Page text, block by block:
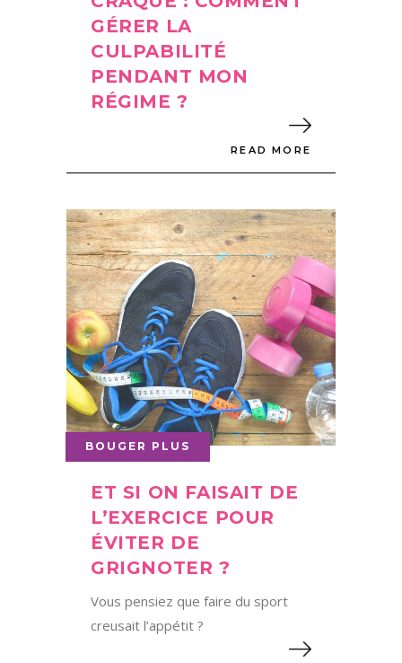
GÉRER LA
CULPABILITÉ
PENDANT MON
RÉGIME ?
READ MORE
BOUGER PLUS
ET SI ON FAISAIT DE
L’EXERCICE POUR
ÉVITER DE
GRIGNOTER ?
Vous pensiez que faire du sport
creusait l’appétit ?